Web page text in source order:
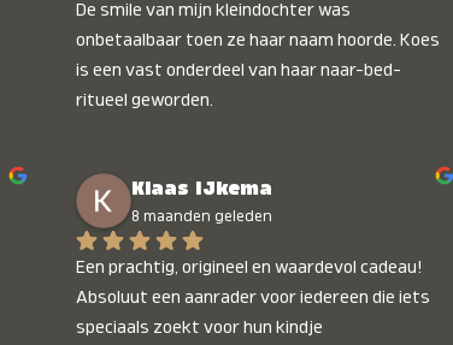
De smile van mijn kleindochter was
onbetaalbaar toen ze haar naam hoorde. Koes
is een vast onderdeel van haar naar-bed-
ritueel geworden.
Klaas IJkema
8 maanden geleden
Een prachtig, origineel en waardevol cadeau!
Absoluut een aanrader voor iedereen die iets
speciaals zoekt voor hun kindje